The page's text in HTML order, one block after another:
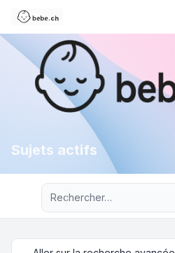
Sujets actifs
Recherche avancée